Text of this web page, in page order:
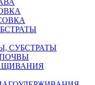
СУБСТРАТЫ